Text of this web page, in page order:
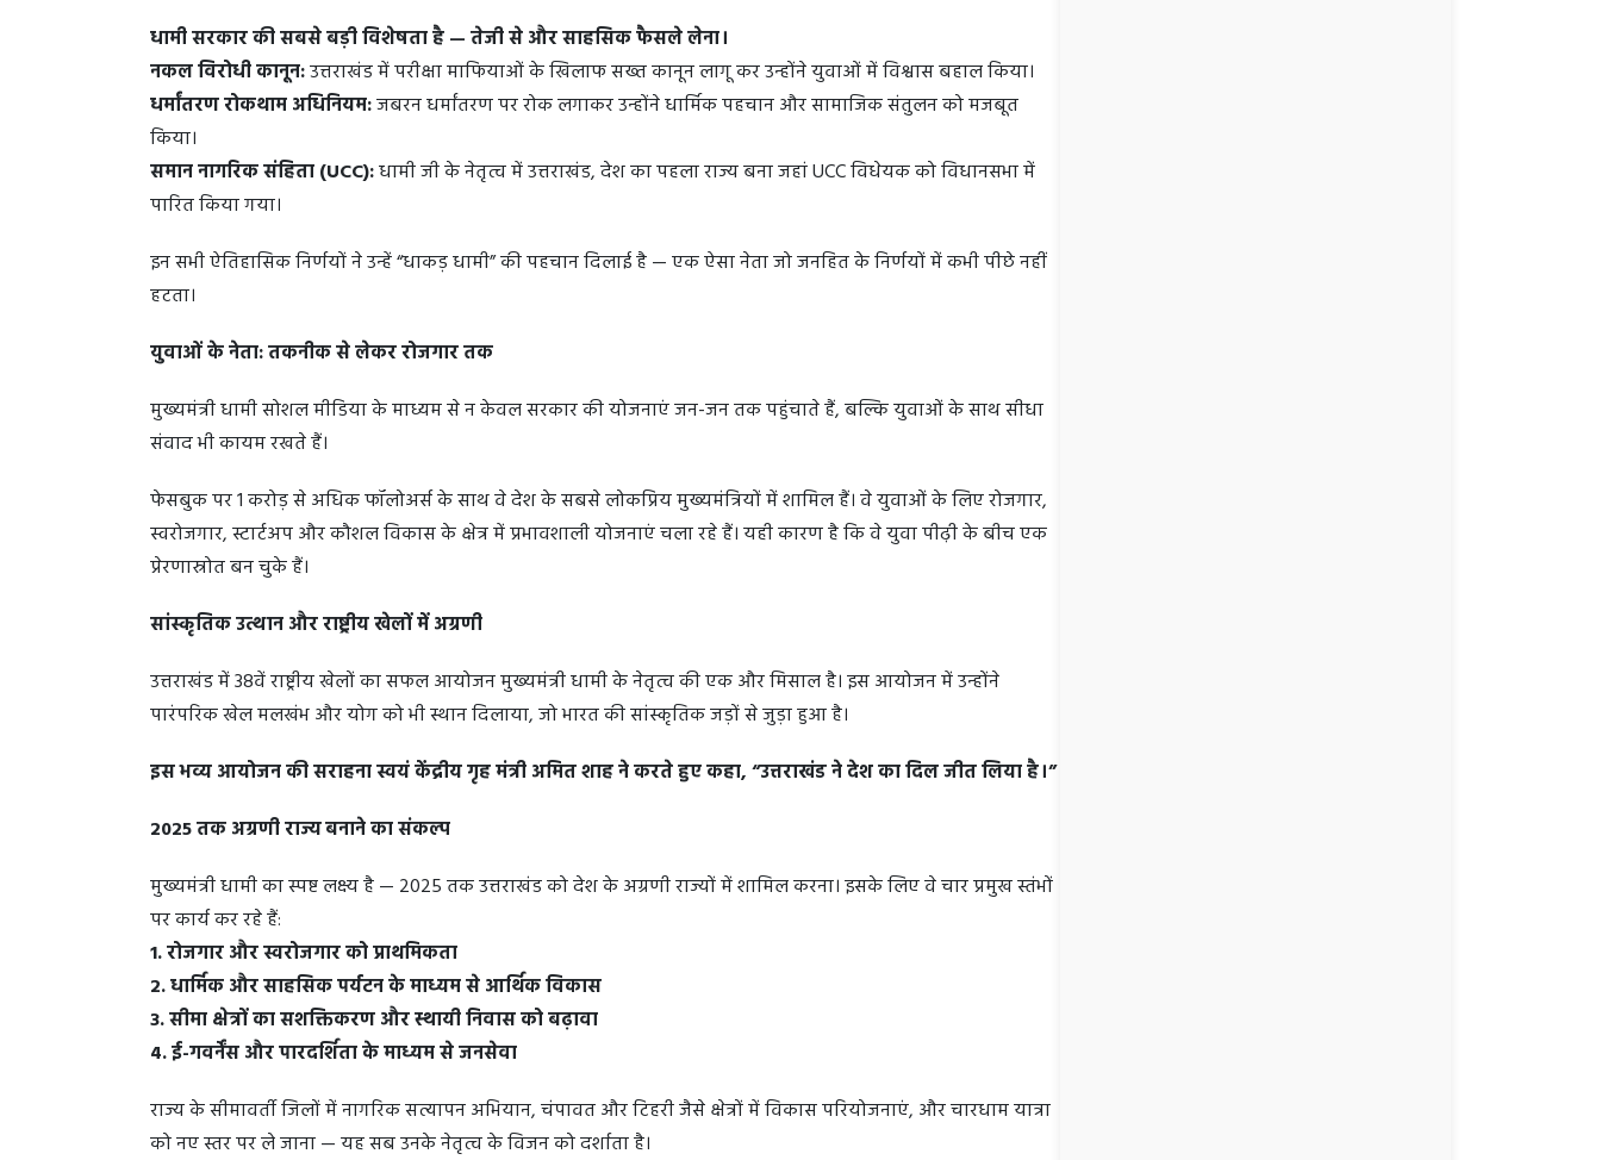
धामी सरकार की सबसे बड़ी विशेषता है — तेजी से और साहसिक फैसले लेना।
नकल विरोधी कानून:उत्तराखंड में परीक्षा माफियाओं के खिलाफ सख्त कानून लागू कर उन्होंने युवाओं में विश्वास बहाल किया।
धर्मांतरण रोकथाम अधिनियम:जबरन धर्मांतरण पर रोक लगाकर उन्होंने धार्मिक पहचान और सामाजिक संतुलन को मजबूत
किया।
समान नागरिक संहिता (UCC):धामी जी के नेतृत्व में उत्तराखंड, देश का पहला राज्य बना जहां UCC विधेयक को विधानसभा में
पारित किया गया।
इन सभी ऐतिहासिक निर्णयों ने उन्हें “धाकड़ धामी” की पहचान दिलाई है — एक ऐसा नेता जो जनहित के निर्णयों में कभी पीछे नहीं
हटता।
युवाओं के नेता: तकनीक से लेकर रोजगार तक
मुख्यमंत्री धामी सोशल मीडिया के माध्यम से न केवल सरकार की योजनाएं जन-जन तक पहुंचाते हैं, बल्कि युवाओं के साथ सीधा
संवाद भी कायम रखते हैं।
फेसबुक पर 1 करोड़ से अधिक फॉलोअर्स के साथ वे देश के सबसे लोकप्रिय मुख्यमंत्रियों में शामिल हैं। वे युवाओं के लिए रोजगार,
स्वरोजगार, स्टार्टअप और कौशल विकास के क्षेत्र में प्रभावशाली योजनाएं चला रहे हैं। यही कारण है कि वे युवा पीढ़ी के बीच एक
प्रेरणास्रोत बन चुके हैं।
सांस्कृतिक उत्थान और राष्ट्रीय खेलों में अग्रणी
उत्तराखंड में 38वें राष्ट्रीय खेलों का सफल आयोजन मुख्यमंत्री धामी के नेतृत्व की एक और मिसाल है। इस आयोजन में उन्होंने
पारंपरिक खेल मलखंभ और योग को भी स्थान दिलाया, जो भारत की सांस्कृतिक जड़ों से जुड़ा हुआ है।
इस भव्य आयोजन की सराहना स्वयं केंद्रीय गृह मंत्री अमित शाह ने करते हुए कहा, “उत्तराखंड ने देश का दिल जीत लिया है।”
2025 तक अग्रणी राज्य बनाने का संकल्प
मुख्यमंत्री धामी का स्पष्ट लक्ष्य है — 2025 तक उत्तराखंड को देश के अग्रणी राज्यों में शामिल करना। इसके लिए वे चार प्रमुख स्तंभों
पर कार्य कर रहे हैं:
1. रोजगार और स्वरोजगार को प्राथमिकता
2. धार्मिक और साहसिक पर्यटन के माध्यम से आर्थिक विकास
3. सीमा क्षेत्रों का सशक्तिकरण और स्थायी निवास को बढ़ावा
4. ई-गवर्नेंस और पारदर्शिता के माध्यम से जनसेवा
राज्य के सीमावर्ती जिलों में नागरिक सत्यापन अभियान, चंपावत और टिहरी जैसे क्षेत्रों में विकास परियोजनाएं, और चारधाम यात्रा
को नए स्तर पर ले जाना — यह सब उनके नेतृत्व के विजन को दर्शाता है।